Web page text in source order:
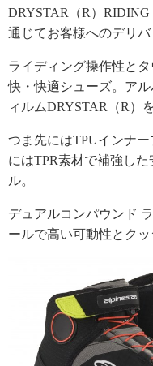
DRYSTAR（R）
通じてお客様へのデリバ
ライディング操作性と
快・快適シューズ。ア
ィルムDRYSTAR（R）
つま先にはTPUインナ
にはTPR素材で補強し
ル。
デュアルコンパウンド
ールで高い可動性とク